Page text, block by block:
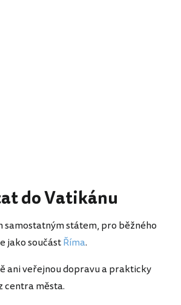
do Vatikánu
samostatným státem, pro běžného
jako součástŘíma.
ani veřejnou dopravu a prakticky
centra města.